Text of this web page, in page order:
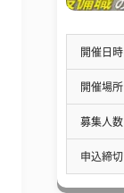
開催日時
開催場所
募集人数
申込締切